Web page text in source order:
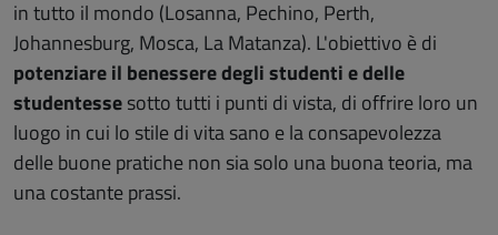
in tutto il mondo (Losanna, Pechino, Perth,
Johannesburg, Mosca, La Matanza). L'obiettivo è di
potenziare il benessere degli studenti e delle
studentessesotto tutti i punti di vista, di offrire loro un
luogo in cui lo stile di vita sano e la consapevolezza
delle buone pratiche non sia solo una buona teoria, ma
una costante prassi.